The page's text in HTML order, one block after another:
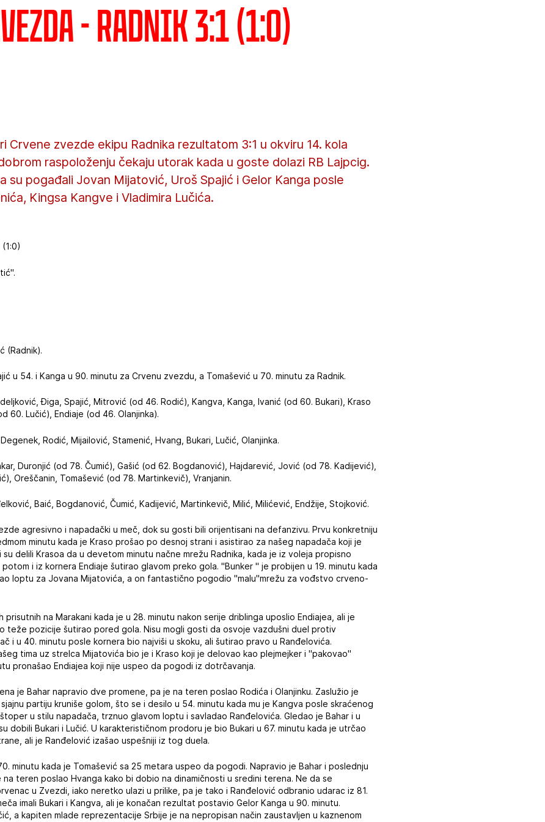
- Radnik 3:1 (1:0)
Crvene zvezde ekipu Radnika rezultatom 3:1 u okviru 14. kola
raspoloženju čekaju utorak kada u goste dolazi RB Lajpcig.
su pogađali Jovan Mijatović, Uroš Spajić i Gelor Kanga posle
Kingsa Kangve i Vladimira Lučića.
(Radnik).
u 54. i Kanga u 90. minutu za Crvenu zvezdu, a Tomašević u 70. minutu za Radnik.
Điga, Spajić, Mitrović (od 46. Rodić), Kangva, Kanga, Ivanić (od 60. Bukari), Kraso
60. Lučić), Endiaje (od 46. Olanjinka).
Rodić, Mijailović, Stamenić, Hvang, Bukari, Lučić, Olanjinka.
Duronjić (od 78. Čumić), Gašić (od 62. Bogdanović), Hajdarević, Jović (od 78. Kadijević),
Oreščanin, Tomašević (od 78. Martinkevič), Vranjanin.
Baić, Bogdanović, Čumić, Kadijević, Martinkevič, Milić, Milićević, Endžije, Stojković.
agresivno i napadački u meč, dok su gosti bili orijentisani na defanzivu. Prvu konkretniju
minutu kada je Kraso prošao po desnoj strani i asistirao za našeg napadača koji je
delili Krasoa da u devetom minutu načne mrežu Radnika, kada je iz voleja propisno
i iz kornera Endiaje šutirao glavom preko gola. "Bunker " je probijen u 19. minutu kada
loptu za Jovana Mijatovića, a on fantastično pogodio "malu"mrežu za vođstvo crveno-
prisutnih na Marakani kada je u 28. minutu nakon serije driblinga uposlio Endiajea, ali je
teže pozicije šutirao pored gola. Nisu mogli gosti da osvoje vazdušni duel protiv
i u 40. minutu posle kornera bio najviši u skoku, ali šutirao pravo u Ranđelovića.
tima uz strelca Mijatovića bio je i Kraso koji je delovao kao plejmejker i "pakovao"
pronašao Endiajea koji nije uspeo da pogodi iz dotrčavanja.
je Bahar napravio dve promene, pa je na teren poslao Rodića i Olanjinku. Zaslužio je
partiju kruniše golom, što se i desilo u 54. minutu kada mu je Kangva posle skraćenog
u stilu napadača, trznuo glavom loptu i savladao Ranđelovića. Gledao je Bahar i u
dobili Bukari i Lučić. U karakterističnom prodoru je bio Bukari u 67. minutu kada je utrčao
ali je Ranđelović izašao uspešniji iz tog duela.
minutu kada je Tomašević sa 25 metara uspeo da pogodi. Napravio je Bahar i poslednju
na teren poslao Hvanga kako bi dobio na dinamičnosti u sredini terena. Ne da se
u Zvezdi, iako neretko ulazi u prilike, pa je tako i Ranđelović odbranio udarac iz 81.
imali Bukari i Kangva, ali je konačan rezultat postavio Gelor Kanga u 90. minutu.
a kapiten mlade reprezentacije Srbije je na nepropisan način zaustavljen u kaznenom